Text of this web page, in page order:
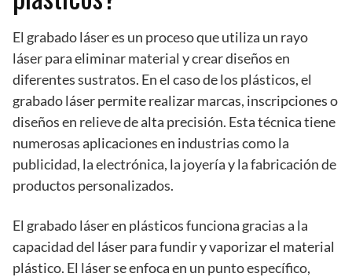
El grabado láser es un proceso que utiliza un rayo
láser para eliminar material y crear diseños en
diferentes sustratos. En el caso de los plásticos, el
grabado láser permite realizar marcas, inscripciones o
diseños en relieve de alta precisión. Esta técnica tiene
numerosas aplicaciones en industrias como la
publicidad, la electrónica, la joyería y la fabricación de
productos personalizados.
El grabado láser en plásticos funciona gracias a la
capacidad del láser para fundir y vaporizar el material
plástico. El láser se enfoca en un punto específico,